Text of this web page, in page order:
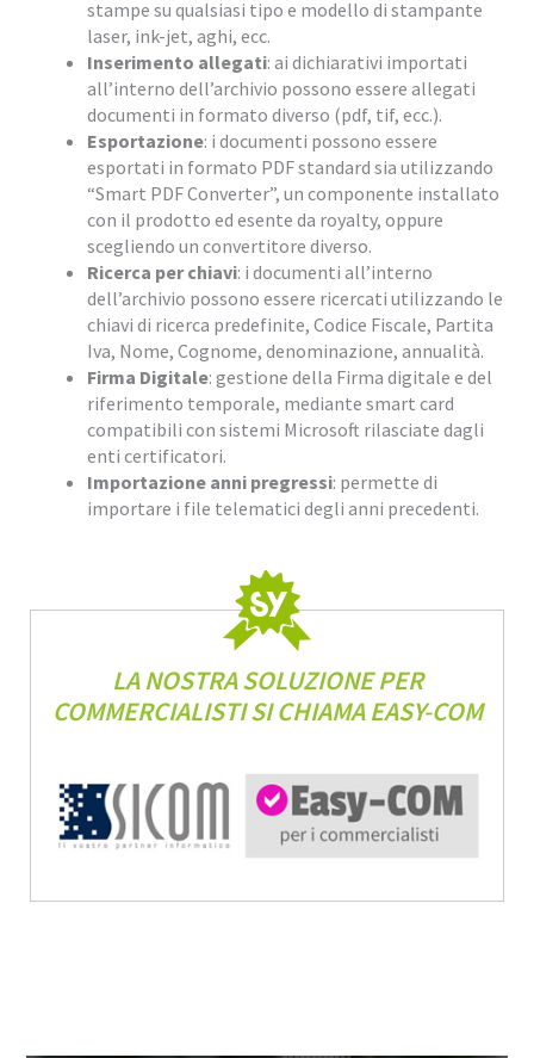
stampe su qualsiasi tipo e modello di stampante
laser, ink-jet, aghi, ecc.
Inserimento allegati: ai dichiarativi importati
all’interno dell’archivio possono essere allegati
documenti in formato diverso (pdf, tif, ecc.).
Esportazione: i documenti possono essere
esportati in formato PDF standard sia utilizzando
“Smart PDF Converter”, un componente installato
con il prodotto ed esente da royalty, oppure
scegliendo un convertitore diverso.
Ricerca per chiavi: i documenti all’interno
dell’archivio possono essere ricercati utilizzando le
chiavi di ricerca predefinite, Codice Fiscale, Partita
Iva, Nome, Cognome, denominazione, annualità.
Firma Digitale: gestione della Firma digitale e del
riferimento temporale, mediante smart card
compatibili con sistemi Microsoft rilasciate dagli
enti certificatori.
Importazione anni pregressi: permette di
importare i file telematici degli anni precedenti.
LA NOSTRA SOLUZIONE PER
COMMERCIALISTI SI CHIAMA EASY-COM